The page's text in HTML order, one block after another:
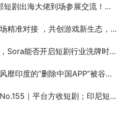
！短剧出海峰会&短剧对接会即将盛大启幕（内含购票福利）
游戏新生态，游戏研发发行对接会火热报名中！
能否开启短剧行业洗牌时代？
度的“删除中国APP”被谷歌强制下架
尼短剧平台寻流量平台；游戏发行寻研发；优质产品收海外流量